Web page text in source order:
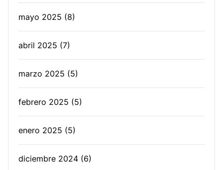
mayo 2025 (8)
abril 2025 (7)
marzo 2025 (5)
febrero 2025 (5)
enero 2025 (5)
diciembre 2024 (6)